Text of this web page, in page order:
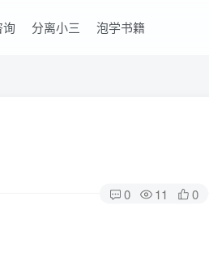
分离小三 泡学书籍
0 11 0